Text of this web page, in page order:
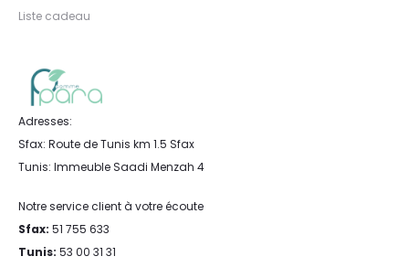
Liste cadeau
Adresses:
Sfax: Route de Tunis km 1.5 Sfax
Tunis: Immeuble Saadi Menzah 4
Notre service client à votre écoute
Sfax: 51 755 633
Tunis: 53 00 31 31